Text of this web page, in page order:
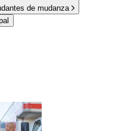
de mudanza